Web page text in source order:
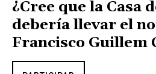
¿Cree que la Casa
debería llevar el
Francisco Guillem